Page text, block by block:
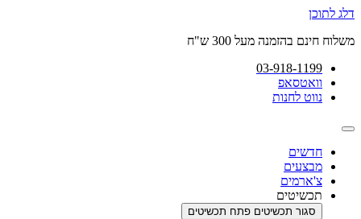
דלג לתוכן
משלוח חינם בהזמנה מעל 300 ש"ח
03-918-1199
וואטסאפ
נווט לחנות
חדשים
מבצעים
צ'ארמים
תכשיטים
סגור תכשיטים פתח תכשיטים